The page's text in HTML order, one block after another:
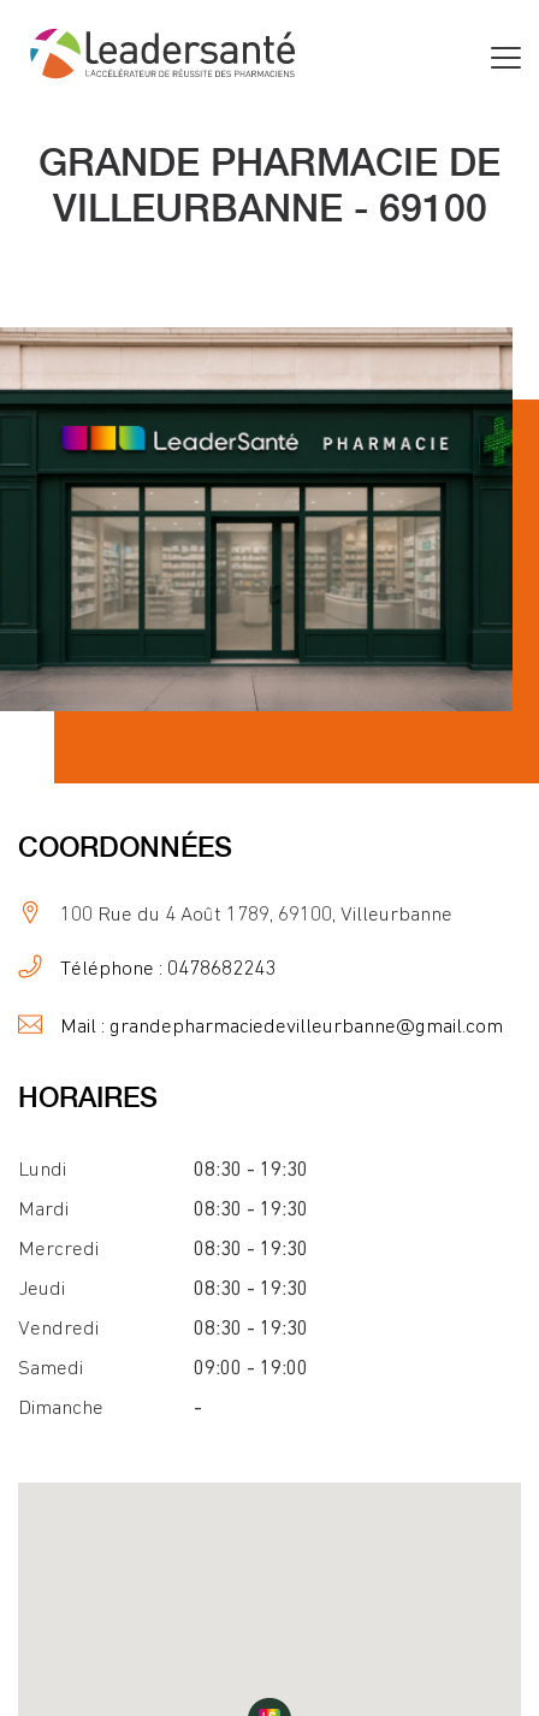
GRANDE PHARMACIE DE
VILLEURBANNE - 69100
COORDONNÉES
100 Rue du 4 Août 1789, 69100, Villeurbanne
Téléphone : 0478682243
Mail : grandepharmaciedevilleurbanne@gmail.com
HORAIRES
Lundi
08:30 - 19:30
Mardi
08:30 - 19:30
Mercredi
08:30 - 19:30
Jeudi
08:30 - 19:30
Vendredi
08:30 - 19:30
Samedi
09:00 - 19:00
Dimanche
-